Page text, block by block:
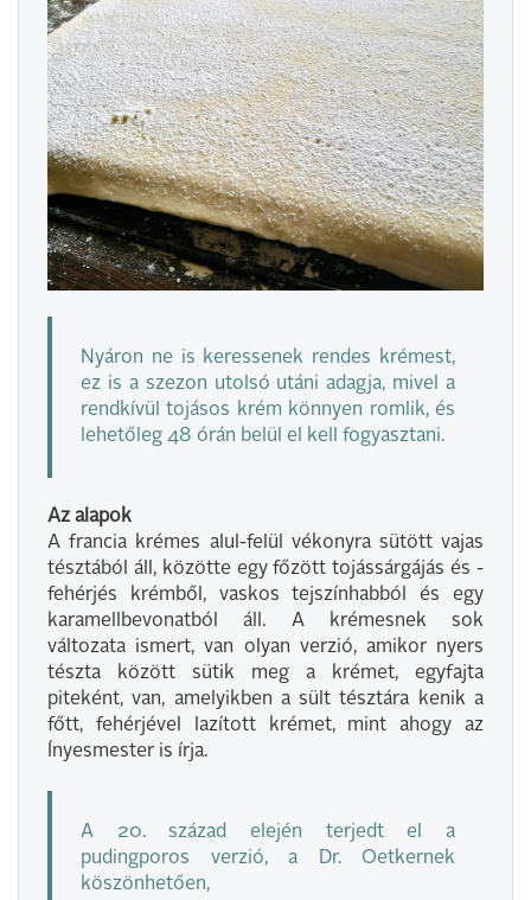
Nyáron ne is keressenek rendes krémest,
ez is a szezon utolsó utáni adagja, mivel a
rendkívül tojásos krém könnyen romlik, és
lehetőleg 48 órán belül el kell fogyasztani.
Az alapok
A francia krémes alul-felül vékonyra sütött vajas
tésztából áll, közötte egy főzött tojássárgájás és -
fehérjés krémből, vaskos tejszínhabból és egy
karamellbevonatból áll. A krémesnek sok
változata ismert, van olyan verzió, amikor nyers
tészta között sütik meg a krémet, egyfajta
piteként, van, amelyikben a sült tésztára kenik a
főtt, fehérjével lazított krémet, mint ahogy az
Ínyesmester is írja.
A 20. század elején terjedt el a
pudingporos verzió, a Dr. Oetkernek
köszönhetően,